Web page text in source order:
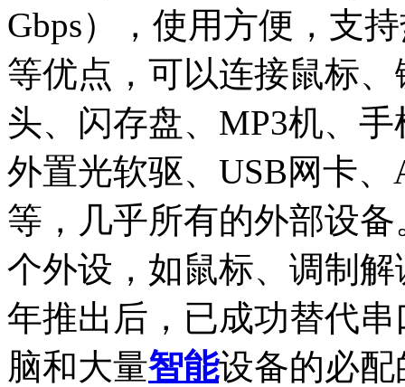
Gbps），使用方便，支
等优点，可以连接鼠标
头、闪存盘、MP3机、
外置光软驱、USB网卡、
等，几乎所有的外部设
个外设，如鼠标、调制
年推出后，已成功替代
脑和大量智能设备的必